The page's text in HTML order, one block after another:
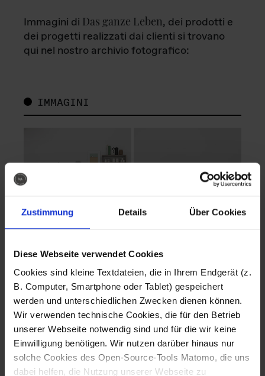
Zustimmung Details Über Cookies
Diese Webseite verwendet Cookies
Cookies sind kleine Textdateien, die in Ihrem Endgerät (z.
B. Computer, Smartphone oder Tablet) gespeichert
werden und unterschiedlichen Zwecken dienen können.
Wir verwenden technische Cookies, die für den Betrieb
unserer Webseite notwendig sind und für die wir keine
Einwilligung benötigen. Wir nutzen darüber hinaus nur
solche Cookies des Open-Source-Tools Matomo, die uns
dabei helfen, die Nutzung unserer Webseite zu
Immagini di Das ganze Leben, dei prodotti e
dei progetti realizzati dai clienti si trovano
qui nel nostro archivio fotografico:
IMMAGINI
Fotografo: Lorenz
Sternbach
Download
Fotografo: Lorenz
Sternbach
Download